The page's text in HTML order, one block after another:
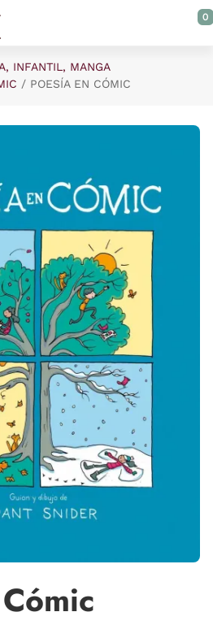
0
INFANTIL, MANGA
POESÍA EN CÓMIC